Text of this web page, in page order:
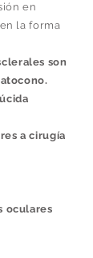
en
la forma
son
a cirugía
oculares